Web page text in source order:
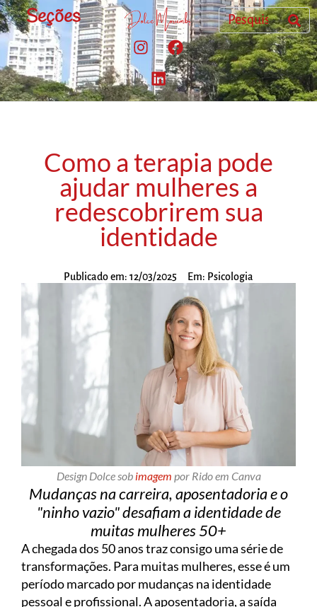
Seções
Como a terapia pode
ajudar mulheres a
redescobrirem sua
identidade
Publicado em: 12/03/2025 Em: Psicologia
Design Dolce sob imagem por Rido em Canva
Mudanças na carreira, aposentadoria e o
"ninho vazio" desafiam a identidade de
muitas mulheres 50+
A chegada dos 50 anos traz consigo uma série de
transformações. Para muitas mulheres, esse é um
período marcado por mudanças na identidade
pessoal e profissional. A aposentadoria, a saída